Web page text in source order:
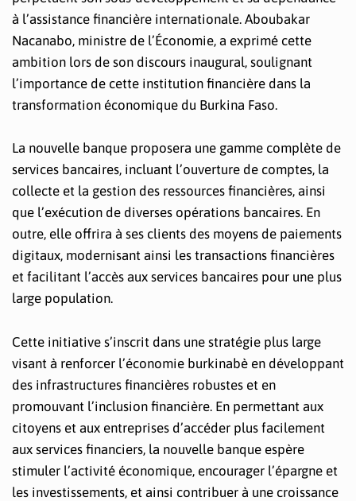
à l’assistance financière internationale. Aboubakar
Nacanabo, ministre de l’Économie, a exprimé cette
ambition lors de son discours inaugural, soulignant
l’importance de cette institution financière dans la
transformation économique du Burkina Faso.
La nouvelle banque proposera une gamme complète de
services bancaires, incluant l’ouverture de comptes, la
collecte et la gestion des ressources financières, ainsi
que l’exécution de diverses opérations bancaires. En
outre, elle offrira à ses clients des moyens de paiements
digitaux, modernisant ainsi les transactions financières
et facilitant l’accès aux services bancaires pour une plus
large population.
Cette initiative s’inscrit dans une stratégie plus large
visant à renforcer l’économie burkinabè en développant
des infrastructures financières robustes et en
promouvant l’inclusion financière. En permettant aux
citoyens et aux entreprises d’accéder plus facilement
aux services financiers, la nouvelle banque espère
stimuler l’activité économique, encourager l’épargne et
les investissements, et ainsi contribuer à une croissance